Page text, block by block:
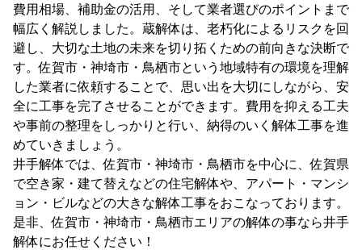
費用相場、補助金の活用、そして業者選びのポイントまで
幅広く解説しました。蔵解体は、老朽化によるリスクを回
避し、大切な土地の未来を切り拓くための前向きな決断で
す。佐賀市・神埼市・鳥栖市という地域特有の環境を理解
した業者に依頼することで、思い出を大切にしながら、安
全に工事を完了させることができます。費用を抑える工夫
や事前の整理をしっかりと行い、納得のいく解体工事を進
めていきましょう。
井手解体では、佐賀市・神埼市・鳥栖市を中心に、佐賀県
で空き家・建て替えなどの住宅解体や、アパート・マンシ
ョン・ビルなどの大きな解体工事をおこなっております。
是非、佐賀市・神埼市・鳥栖市エリアの解体の事なら井手
解体にお任せください！